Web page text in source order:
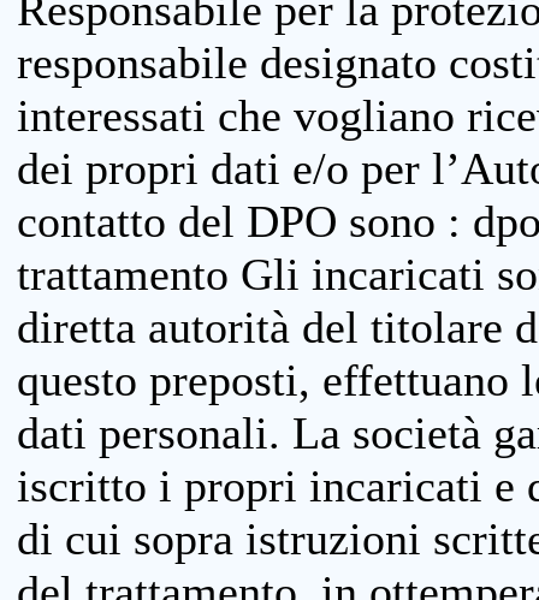
responsabile designato
interessati che vogliano
dei propri dati e/o per
contatto del DPO sono :
trattamento Gli incaricati
diretta autorità del titolare
questo preposti, effettuano
dati personali. La società
iscritto i propri incaricati e
di cui sopra istruzioni